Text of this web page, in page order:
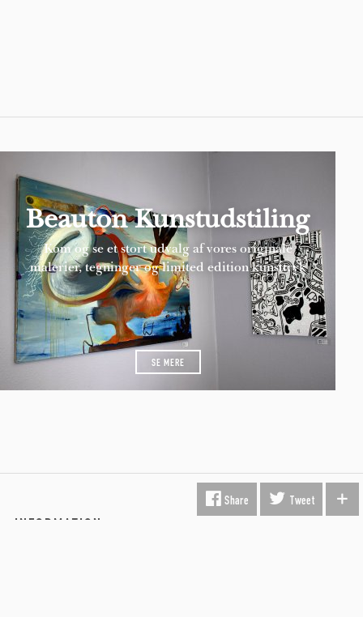
Beauton Kunstudstiling
Kom og se et stort udvalg af vores originale
malerier, tegninger og limited edition kunsttryk
SE MERE
INFORMATION
Share Tweet